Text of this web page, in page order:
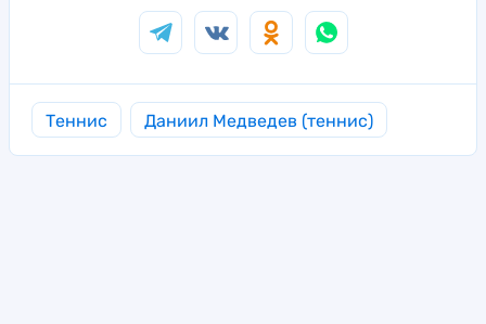
Теннис Даниил Медведев (теннис)